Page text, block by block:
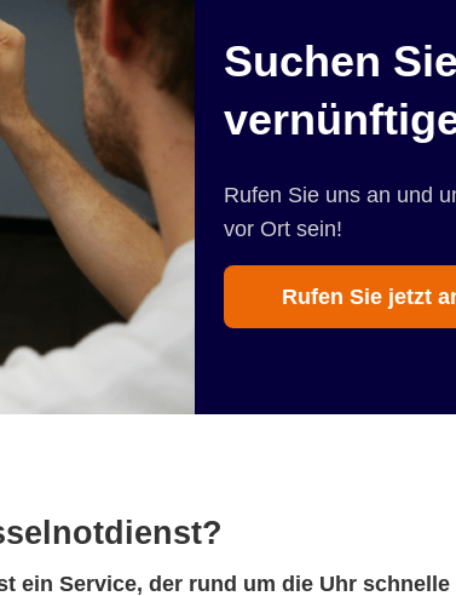
Suchen
Rufen Sie uns an und
vor Ort sein!
Rufen Sie jetzt
ein Service, der rund um die Uhr